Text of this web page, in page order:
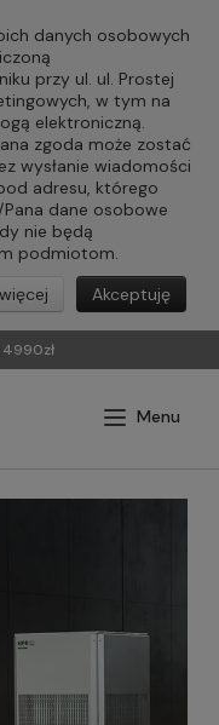
danych osobowych
przy ul. ul. Prostej
w tym na
elektroniczną.
zgoda może zostać
wysłanie wiadomości
adresu, którego
dane osobowe
nie będą
podmiotom.
Akceptuję